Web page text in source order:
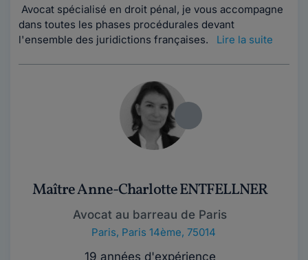
Avocat spécialisé en droit pénal, je vous accompagne
dans toutes les phases procédurales devant
l'ensemble des juridictions françaises. Lire la suite
Maître Anne-Charlotte ENTFELLNER
Avocat au barreau de Paris
Paris, Paris 14ème, 75014
19 années d'expérience